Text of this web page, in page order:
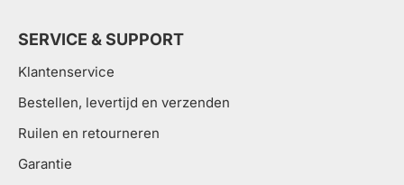
SERVICE & SUPPORT
Klantenservice
Bestellen, levertijd en verzenden
Ruilen en retourneren
Garantie